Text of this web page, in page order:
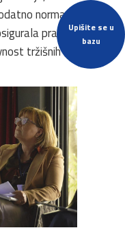
Upišite se u
bazu
normativno
pravna
tržišnih uvjeta.